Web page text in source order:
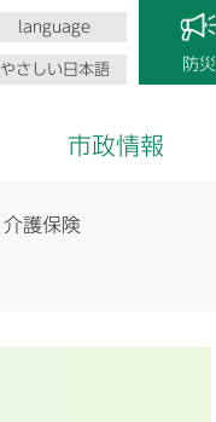
language
やさしい日本語 防災
市政情報
介護保険